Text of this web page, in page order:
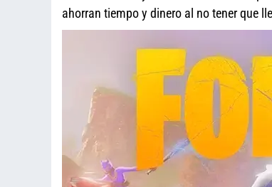
ahorran tiempo y dinero al no tener que